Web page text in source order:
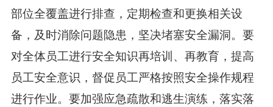
部位全覆盖进行排查，定期检查和更换相关设
备，及时消除问题隐患，坚决堵塞安全漏洞。要
对全体员工进行安全知识再培训、再教育，提高
员工安全意识，督促员工严格按照安全操作规程
进行作业。要加强应急疏散和逃生演练，落实落